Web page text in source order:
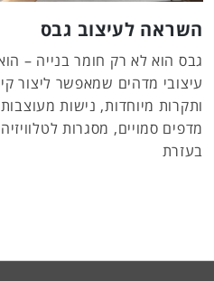
השראה לעיצוב גבס
גבס הוא לא רק חומר בנייה –
עיצובי מדהים שמאפשר ליצור
ותקרות מיוחדות, נישות
מדפים סמויים, מסגרות
בעזרת